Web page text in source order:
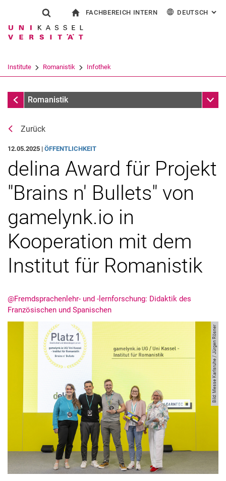
Springe direkt zu: Inhalt
Springe direkt zu: Suche
Springe direkt zu:
Suchformular
Suchbegriff
Suchen (öffnet externen Link in einem
FACHBEREICH INTERN DEUTSCH :
Institute Romanistik Infothek
Meldungen
Romanistik
Zurück
12.05.2025 | ÖFFENTLICHKEIT
delina Award für Projekt
"Brains n' Bullets" von
gamelynk.io in
Kooperation mit dem
Institut für Romanistik
@Fremdsprachenlehr- und -lernforschung: Didaktik des
Französischen und Spanischen
Bild: Messe Karlsruhe / Jürgen Rösner